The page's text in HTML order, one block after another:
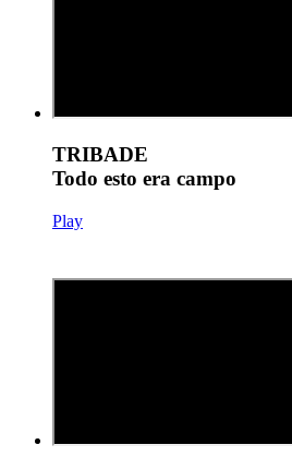
TRIBADE
Todo esto era campo
Play